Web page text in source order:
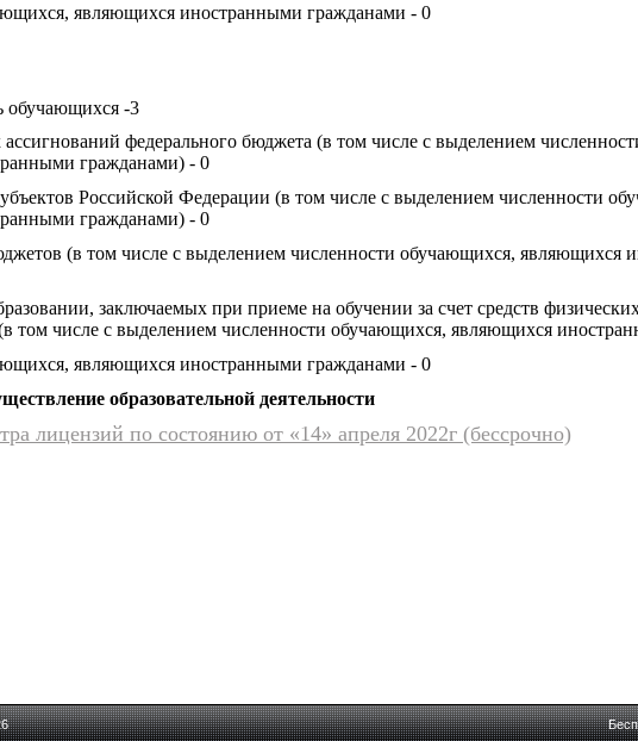
являющихся иностранными гражданами - 0
обучающихся -3
федерального бюджета (в том числе с выделением
гражданами) - 0
Российской Федерации (в том числе с выделением численности
гражданами) - 0
(в том числе с выделением численности обучающихся, являющихся
заключаемых при приеме на обучении за счет средств
том числе с выделением численности обучающихся, являющихся
являющихся иностранными гражданами - 0
образовательной деятельности
лицензий по состоянию от «14» апреля 2022г (бессрочно)